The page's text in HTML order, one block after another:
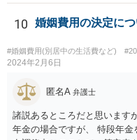
への侵害行為は違法の可能性
と会う約束を取り付け、探偵
出す方法は、手段が適法で
婚者であった場合の夫への慰
場合、その配偶者は、夫と相
の事情があれば、過失の有無
独身であると虚偽申告してい
的理由がある もっとも、相手
たにもかかわらず漫然と関係
10 婚姻費用の決定に
#婚姻費用(別居中の生活費など)
2024年2月6日
匿名A 弁護士
諸説あるところだと思います
年金の場合ですが、 特段年